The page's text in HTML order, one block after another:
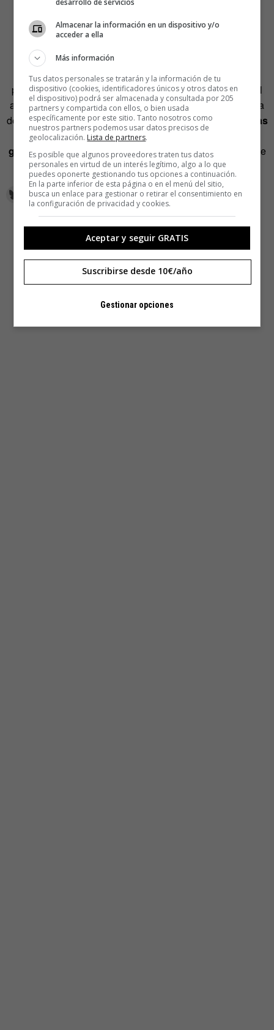
arropados por Netflix. Apuesta valiente contra el guion y
contra el algoritmo. Fukunaga (Maniac, Netflix) dice que
puedes tener ideas maravillosas pero el algoritmo gana al
acabar el día. ¿Cómo incluye el algoritmo la desesperanza
de los Coen? Sea como sea,los Coen ponen a prueba las
fortalezas y las debilidades de las convenciones del
guion.Así ganaron el premio al mejor guion del Festival de
Venecia 2018.
desarrollo de servicios
Almacenar la información en un dispositivo y/o
acceder a ella
Más información
Tus datos personales se tratarán y la información de tu
dispositivo (cookies, identificadores únicos y otros datos en
el dispositivo) podrá ser almacenada y consultada por 205
partners y compartida con ellos, o bien usada
específicamente por este sitio. Tanto nosotros como
nuestros partners podemos usar datos precisos de
geolocalización. Lista de partners.
Es posible que algunos proveedores traten tus datos
personales en virtud de un interés legítimo, algo a lo que
puedes oponerte gestionando tus opciones a continuación.
En la parte inferior de esta página o en el menú del sitio,
busca un enlace para gestionar o retirar el consentimiento en
la configuración de privacidad y cookies.
Aceptar y seguir GRATIS
Suscribirse desde 10€/año
Gestionar opciones